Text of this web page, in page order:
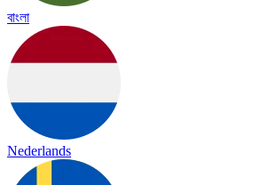
বাংলা
Nederlands